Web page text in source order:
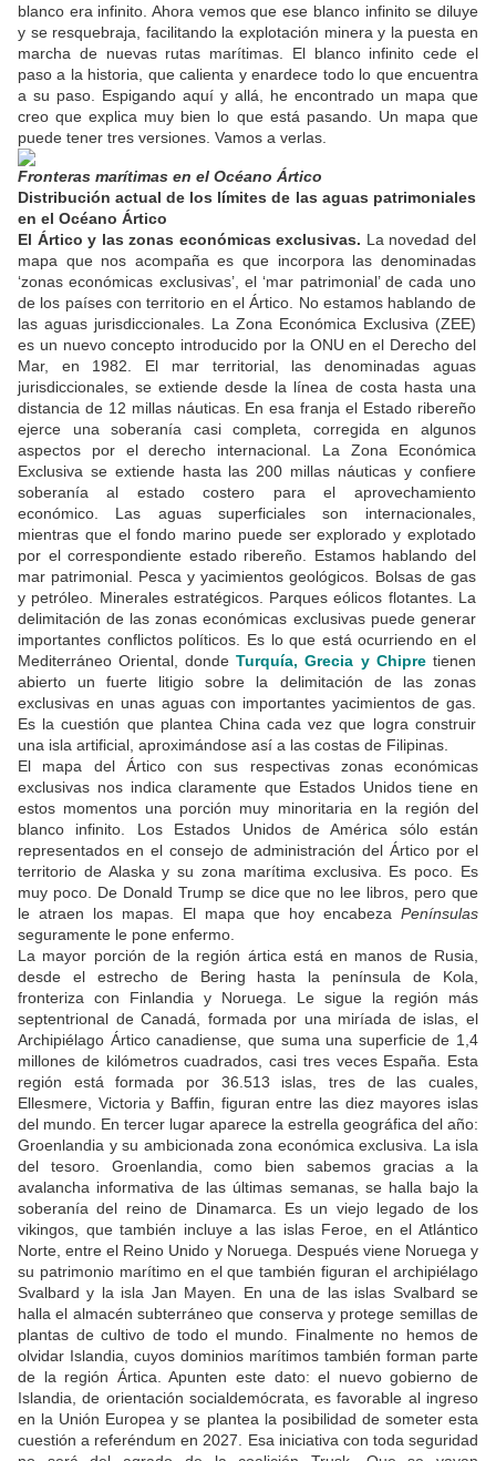
blanco era infinito. Ahora vemos que ese blanco infinito se diluye
y se resquebraja, facilitando la explotación minera y la puesta en
marcha de nuevas rutas marítimas. El blanco infinito cede el
paso a la historia, que calienta y enardece todo lo que encuentra
a su paso. Espigando aquí y allá, he encontrado un mapa que
creo que explica muy bien lo que está pasando. Un mapa que
puede tener tres versiones. Vamos a verlas.
Fronteras marítimas en el Océano Ártico
Distribución actual de los límites de las aguas patrimoniales
en el Océano Ártico
El Ártico y las zonas económicas exclusivas. La novedad del
mapa que nos acompaña es que incorpora las denominadas
‘zonas económicas exclusivas’, el ‘mar patrimonial’ de cada uno
de los países con territorio en el Ártico. No estamos hablando de
las aguas jurisdiccionales. La Zona Económica Exclusiva (ZEE)
es un nuevo concepto introducido por la ONU en el Derecho del
Mar, en 1982. El mar territorial, las denominadas aguas
jurisdiccionales, se extiende desde la línea de costa hasta una
distancia de 12 millas náuticas. En esa franja el Estado ribereño
ejerce una soberanía casi completa, corregida en algunos
aspectos por el derecho internacional. La Zona Económica
Exclusiva se extiende hasta las 200 millas náuticas y confiere
soberanía al estado costero para el aprovechamiento
económico. Las aguas superficiales son internacionales,
mientras que el fondo marino puede ser explorado y explotado
por el correspondiente estado ribereño. Estamos hablando del
mar patrimonial. Pesca y yacimientos geológicos. Bolsas de gas
y petróleo. Minerales estratégicos. Parques eólicos flotantes. La
delimitación de las zonas económicas exclusivas puede generar
importantes conflictos políticos. Es lo que está ocurriendo en el
Mediterráneo Oriental, dondeTurquía, Grecia y Chipretienen
abierto un fuerte litigio sobre la delimitación de las zonas
exclusivas en unas aguas con importantes yacimientos de gas.
Es la cuestión que plantea China cada vez que logra construir
una isla artificial, aproximándose así a las costas de Filipinas.
El mapa del Ártico con sus respectivas zonas económicas
exclusivas nos indica claramente que Estados Unidos tiene en
estos momentos una porción muy minoritaria en la región del
blanco infinito. Los Estados Unidos de América sólo están
representados en el consejo de administración del Ártico por el
territorio de Alaska y su zona marítima exclusiva. Es poco. Es
muy poco. De Donald Trump se dice que no lee libros, pero que
le atraen los mapas. El mapa que hoy encabeza Penínsulas
seguramente le pone enfermo.
La mayor porción de la región ártica está en manos de Rusia,
desde el estrecho de Bering hasta la península de Kola,
fronteriza con Finlandia y Noruega. Le sigue la región más
septentrional de Canadá, formada por una miríada de islas, el
Archipiélago Ártico canadiense, que suma una superficie de 1,4
millones de kilómetros cuadrados, casi tres veces España. Esta
región está formada por 36.513 islas, tres de las cuales,
Ellesmere, Victoria y Baffin, figuran entre las diez mayores islas
del mundo. En tercer lugar aparece la estrella geográfica del año:
Groenlandia y su ambicionada zona económica exclusiva. La isla
del tesoro. Groenlandia, como bien sabemos gracias a la
avalancha informativa de las últimas semanas, se halla bajo la
soberanía del reino de Dinamarca. Es un viejo legado de los
vikingos, que también incluye a las islas Feroe, en el Atlántico
Norte, entre el Reino Unido y Noruega. Después viene Noruega y
su patrimonio marítimo en el que también figuran el archipiélago
Svalbard y la isla Jan Mayen. En una de las islas Svalbard se
halla el almacén subterráneo que conserva y protege semillas de
plantas de cultivo de todo el mundo. Finalmente no hemos de
olvidar Islandia, cuyos dominios marítimos también forman parte
de la región Ártica. Apunten este dato: el nuevo gobierno de
Islandia, de orientación socialdemócrata, es favorable al ingreso
en la Unión Europea y se plantea la posibilidad de someter esta
cuestión a referéndum en 2027. Esa iniciativa con toda seguridad